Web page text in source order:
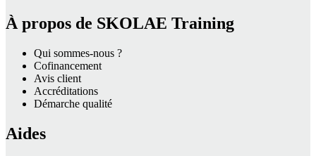
À propos de SKOLAE Training
Qui sommes-nous ?
Cofinancement
Avis client
Accréditations
Démarche qualité
Aides